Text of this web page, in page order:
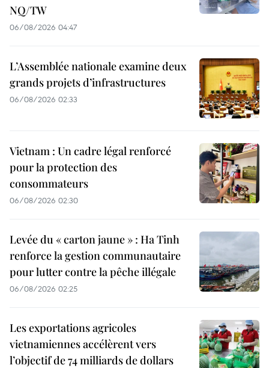
NQ/TW
06/08/2026 04:47
L’Assemblée nationale examine deux
grands projets d’infrastructures
06/08/2026 02:33
Vietnam : Un cadre légal renforcé
pour la protection des
consommateurs
06/08/2026 02:30
Levée du « carton jaune » : Ha Tinh
renforce la gestion communautaire
pour lutter contre la pêche illégale
06/08/2026 02:25
Les exportations agricoles
vietnamiennes accélèrent vers
l’objectif de 74 milliards de dollars